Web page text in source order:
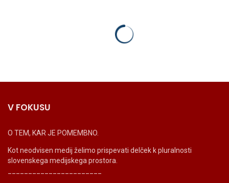
V FOKUSU
O TEM, KAR JE POMEMBNO.
Kot neodvisen medij želimo prispevati delček k pluralnosti
slovenskega medijskega prostora.